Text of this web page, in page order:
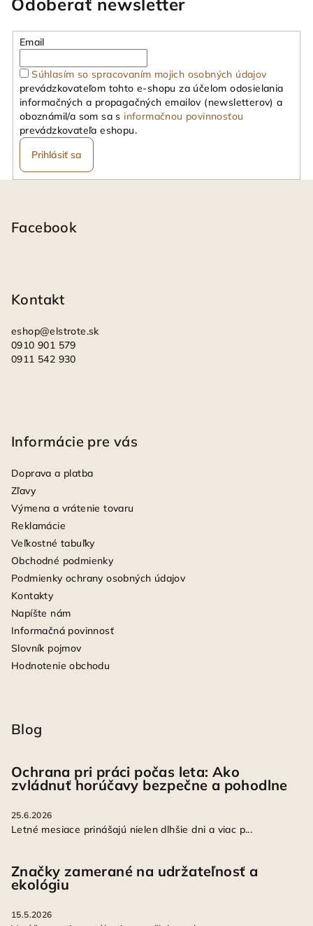
Odoberať newsletter
Email
Súhlasím so spracovaním mojich osobných údajov
prevádzkovateľom tohto e-shopu za účelom odosielania
informačných a propagačných emailov (newsletterov) a
oboznámil/a som sa s informačnou povinnosťou
prevádzkovateľa eshopu.
Prihlásiť sa
Facebook
Kontakt
eshop@elstrote.sk
0910 901 579
0911 542 930
Informácie pre vás
Doprava a platba
Zľavy
Výmena a vrátenie tovaru
Reklamácie
Veľkostné tabuľky
Obchodné podmienky
Podmienky ochrany osobných údajov
Kontakty
Napíšte nám
Informačná povinnosť
Slovník pojmov
Hodnotenie obchodu
Blog
Ochrana pri práci počas leta: Ako
zvládnuť horúčavy bezpečne a pohodlne
25.6.2026
Letné mesiace prinášajú nielen dlhšie dni a viac p...
Značky zamerané na udržateľnosť a
ekológiu
15.5.2026